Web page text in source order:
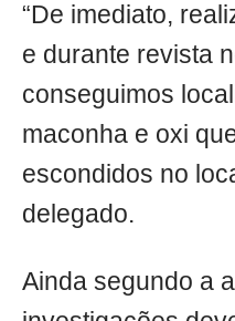
“De imediato,
e durante revista
conseguimos
maconha e oxi
escondidos no
delegado.
Ainda segundo a